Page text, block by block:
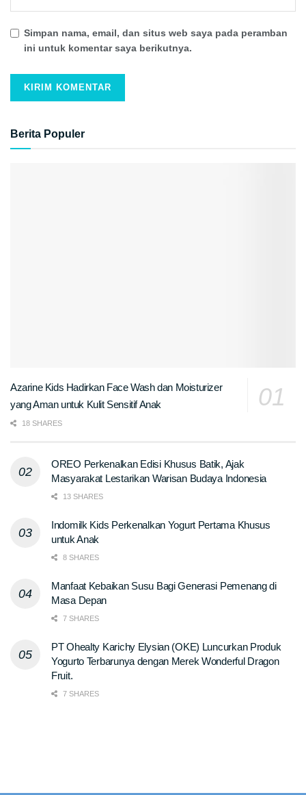
Simpan nama, email, dan situs web saya pada peramban
ini untuk komentar saya berikutnya.
Berita Populer
Azarine Kids Hadirkan Face Wash dan Moisturizer
yang Aman untuk Kulit Sensitif Anak
18 SHARES
OREO Perkenalkan Edisi Khusus Batik, Ajak
Masyarakat Lestarikan Warisan Budaya Indonesia
13 SHARES
Indomilk Kids Perkenalkan Yogurt Pertama Khusus
untuk Anak
8 SHARES
Manfaat Kebaikan Susu Bagi Generasi Pemenang di
Masa Depan
7 SHARES
PT Ohealty Karichy Elysian (OKE) Luncurkan Produk
Yogurto Terbarunya dengan Merek Wonderful Dragon
Fruit.
7 SHARES